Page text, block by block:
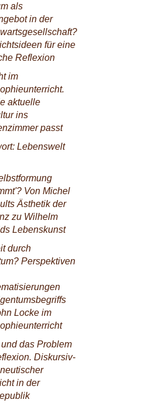
als
in der
für eine
Reflexion
im
aktuelle
ins
passt
Lebenswelt
Von Michel
Ästhetik der
zu Wilhelm
Lebenskunst
durch
Perspektiven
Locke im
das Problem
Diskursiv-
in der